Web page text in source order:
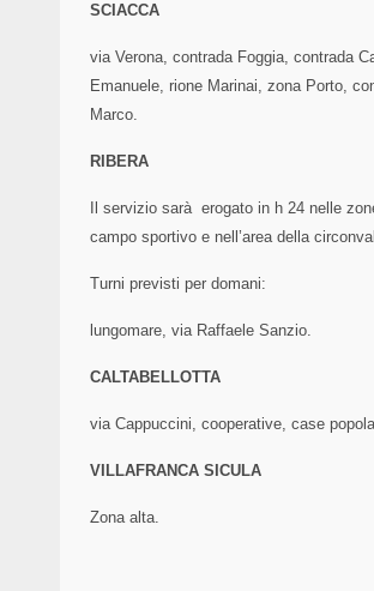
SCIACCA
via Verona, contrada Foggia, contrada
Emanuele, rione Marinai, zona Porto,
Marco.
RIBERA
Il servizio sarà erogato in h 24 nelle
campo sportivo e nell’area della
Turni previsti per domani:
lungomare, via Raffaele Sanzio.
CALTABELLOTTA
via Cappuccini, cooperative, case
VILLAFRANCA SICULA
Zona alta.